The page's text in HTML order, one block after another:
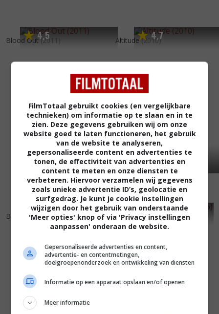
4,5
Blood Out (2011) 4,7
Altitude (2010)
6,4
Bandslam (2009) 5 ,3
In from the Night (2006)
FilmTotaal gebruikt cookies (en vergelijkbare
technieken) om informatie op te slaan en in te
zien. Deze gegevens gebruiken wij om onze
website goed te laten functioneren, het gebruik
van de website te analyseren,
gepersonaliseerde content en advertenties te
tonen, de effectiviteit van advertenties en
content te meten en onze diensten te
verbeteren. Hiervoor verzamelen wij gegevens
zoals unieke advertentie ID’s, geolocatie en
surfgedrag. Je kunt je cookie instellingen
wijzigen door het gebruik van onderstaande
'Meer opties' knop of via 'Privacy instellingen
aanpassen' onderaan de website.
Gepersonaliseerde advertenties en content,
advertentie- en contentmetingen,
doelgroepenonderzoek en ontwikkeling van diensten
Informatie op een apparaat opslaan en/of openen
Meer informatie